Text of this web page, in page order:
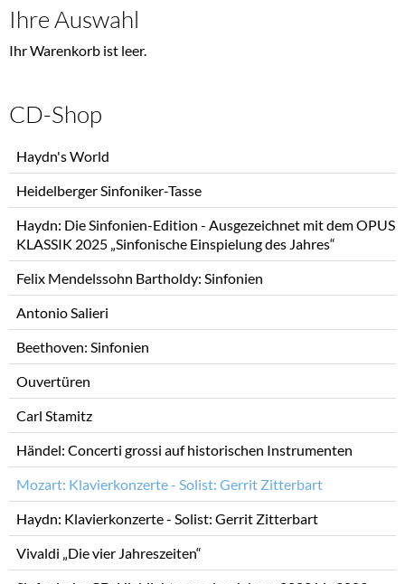
Ihre Auswahl
Ihr Warenkorb ist leer.
CD-Shop
überspringen
Haydn's World
Heidelberger Sinfoniker-Tasse
Haydn: Die Sinfonien-Edition - Ausgezeichnet mit dem OPUS
KLASSIK 2025 „Sinfonische Einspielung des Jahres“
Felix Mendelssohn Bartholdy: Sinfonien
Antonio Salieri
Beethoven: Sinfonien
Ouvertüren
Carl Stamitz
Händel: Concerti grossi auf historischen Instrumenten
Mozart: Klavierkonzerte - Solist: Gerrit Zitterbart
Haydn: Klavierkonzerte - Solist: Gerrit Zitterbart
Vivaldi „Die vier Jahreszeiten“